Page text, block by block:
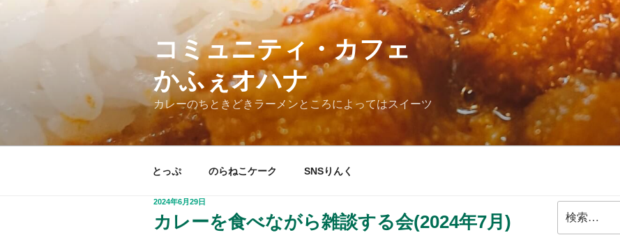
コミュニティ・カフェ
かふぇオハナ
カレーのちときどきラーメンところによってはスイーツ
とっぷ のらねこケーク SNSりんく
投
日:
2024年6月29日
カレーを食べながら雑談する会(2024年7月)
索: